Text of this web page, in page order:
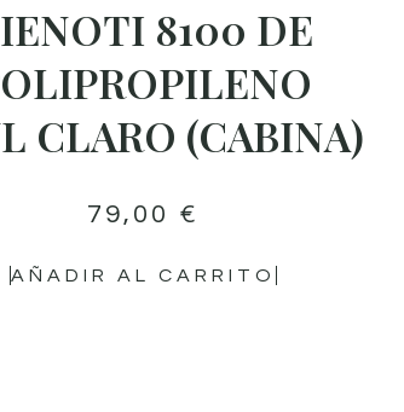
8100 DE
CLARO (CABINA)
79,00 €
AÑADIR AL CARRITO